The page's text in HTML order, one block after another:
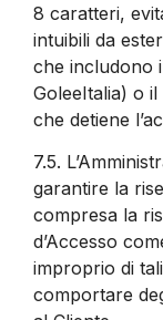
8 caratteri,
intuibili da
che includono
GoleeItalia) o
che detiene
7.5.
garantire la
compresa la
d’Accesso
improprio di
comportare